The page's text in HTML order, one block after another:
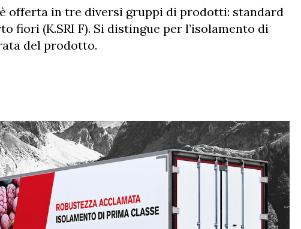
offerta in tre diversi gruppi di prodotti: standard
fiori (K.SRI F). Si distingue per l’isolamento di
del prodotto.